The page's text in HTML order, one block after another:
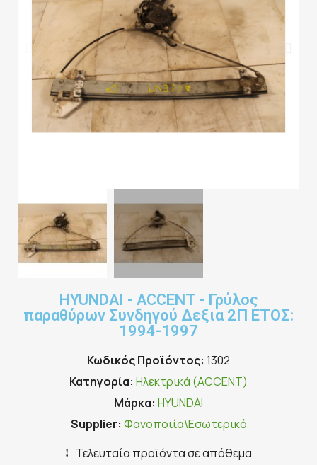
HYUNDAI - ACCENT - Γρύλος
παραθύρων Συνδηγού Δεξια 2Π ΕΤΟΣ:
1994-1997
Κωδικός Προϊόντος 1302
Κατηγορία Ηλεκτρικά (ACCENT)
Μάρκα HYUNDAI
Supplier Φανοποιία\Εσωτερικό
Τελευταία προϊόντα σε απόθεμα